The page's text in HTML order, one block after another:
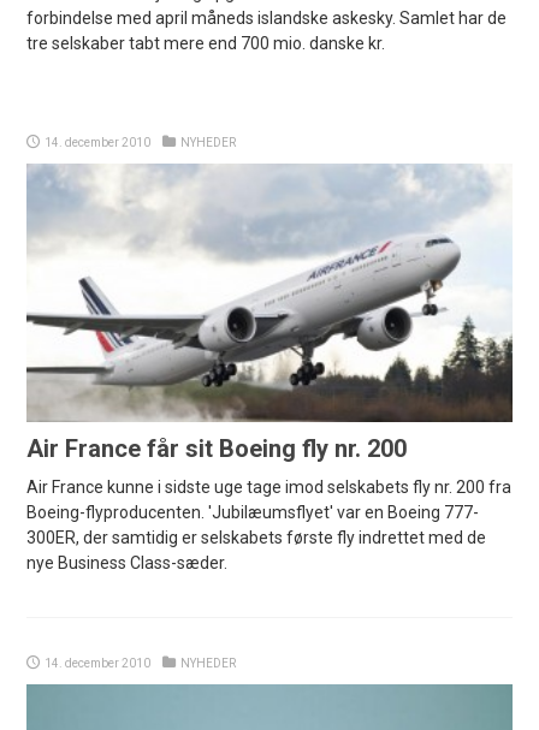
forbindelse med april måneds islandske askesky. Samlet har de
tre selskaber tabt mere end 700 mio. danske kr.
14. december 2010 NYHEDER
Air France får sit Boeing fly nr. 200
Air France kunne i sidste uge tage imod selskabets fly nr. 200 fra
Boeing-flyproducenten. 'Jubilæumsflyet' var en Boeing 777-
300ER, der samtidig er selskabets første fly indrettet med de
nye Business Class-sæder.
14. december 2010 NYHEDER